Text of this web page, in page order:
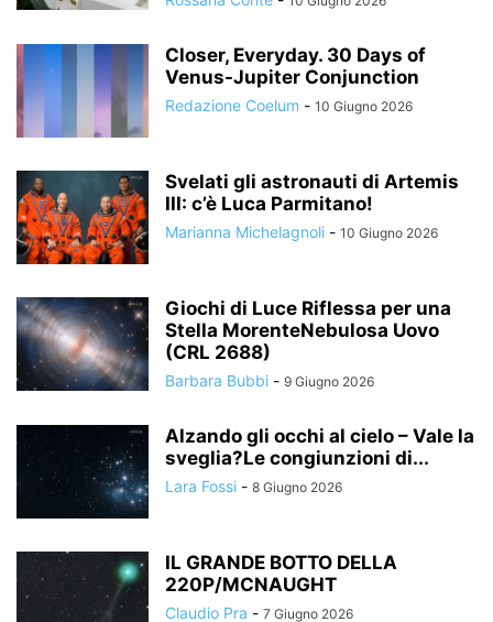
Closer, Everyday. 30 Days of
Venus-Jupiter Conjunction
Redazione Coelum - 10 Giugno 2026
Svelati gli astronauti di Artemis
III: c’è Luca Parmitano!
Marianna Michelagnoli - 10 Giugno 2026
Giochi di Luce Riflessa per una
Stella MorenteNebulosa Uovo
(CRL 2688)
Barbara Bubbi - 9 Giugno 2026
Alzando gli occhi al cielo – Vale la
sveglia?Le congiunzioni di...
Lara Fossi - 8 Giugno 2026
IL GRANDE BOTTO DELLA
220P/MCNAUGHT
Claudio Pra - 7 Giugno 2026